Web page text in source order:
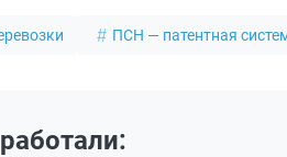
ПСН — патентная